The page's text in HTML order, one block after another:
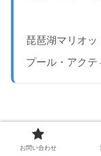
琵琶湖マリオッ
プール・アクテ
お問い合わせ